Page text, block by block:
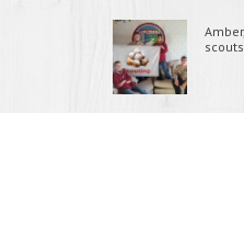
© 2014 - 2019 Alle